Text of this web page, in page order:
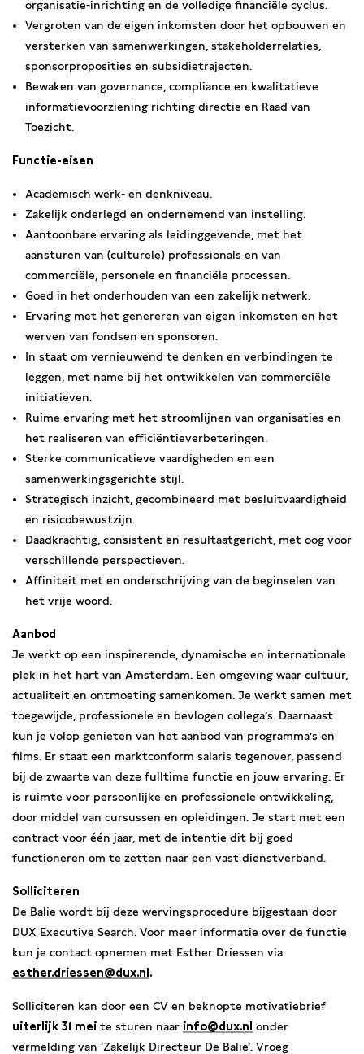
organisatie-inrichting en de volledige financiële cyclus.
Vergroten van de eigen inkomsten door het opbouwen en
versterken van samenwerkingen, stakeholderrelaties,
sponsorproposities en subsidietrajecten.
Bewaken van governance, compliance en kwalitatieve
informatievoorziening richting directie en Raad van
Toezicht.
Functie-eisen
Academisch werk- en denkniveau.
Zakelijk onderlegd en ondernemend van instelling.
Aantoonbare ervaring als leidinggevende, met het
aansturen van (culturele) professionals en van
commerciële, personele en financiële processen.
Goed in het onderhouden van een zakelijk netwerk.
Ervaring met het genereren van eigen inkomsten en het
werven van fondsen en sponsoren.
In staat om vernieuwend te denken en verbindingen te
leggen, met name bij het ontwikkelen van commerciële
initiatieven.
Ruime ervaring met het stroomlijnen van organisaties en
het realiseren van efficiëntieverbeteringen.
Sterke communicatieve vaardigheden en een
samenwerkingsgerichte stijl.
Strategisch inzicht, gecombineerd met besluitvaardigheid
en risicobewustzijn.
Daadkrachtig, consistent en resultaatgericht, met oog voor
verschillende perspectieven.
Affiniteit met en onderschrijving van de beginselen van
het vrije woord.
Aanbod
Je werkt op een inspirerende, dynamische en internationale
plek in het hart van Amsterdam. Een omgeving waar cultuur,
actualiteit en ontmoeting samenkomen. Je werkt samen met
toegewijde, professionele en bevlogen collega’s. Daarnaast
kun je volop genieten van het aanbod van programma’s en
films. Er staat een marktconform salaris tegenover, passend
bij de zwaarte van deze fulltime functie en jouw ervaring. Er
is ruimte voor persoonlijke en professionele ontwikkeling,
door middel van cursussen en opleidingen. Je start met een
contract voor één jaar, met de intentie dit bij goed
functioneren om te zetten naar een vast dienstverband.
Solliciteren
De Balie wordt bij deze wervingsprocedure bijgestaan door
DUX Executive Search. Voor meer informatie over de functie
kun je contact opnemen met Esther Driessen via
esther.driessen@dux.nl .
Solliciteren kan door een CV en beknopte motivatiebrief
uiterlijk 31 mei te sturen naar info@dux.nl onder
vermelding van ‘Zakelijk Directeur De Balie’. Vroeg